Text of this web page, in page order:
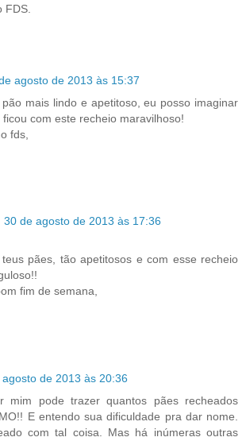
FDS.
agosto de 2013 às 15:37
mais lindo e apetitoso, eu posso imaginar
com este recheio maravilhoso!
fds,
30 de agosto de 2013 às 17:36
pães, tão apetitosos e com esse recheio
fim de semana,
de 2013 às 20:36
mim pode trazer quantos pães recheados
E entendo sua dificuldade pra dar nome.
com tal coisa. Mas há inúmeras outras